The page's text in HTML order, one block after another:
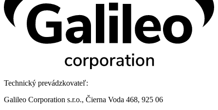
Technický prevádzkovateľ:
Galileo Corporation s.r.o., Čierna Voda 468, 925 06